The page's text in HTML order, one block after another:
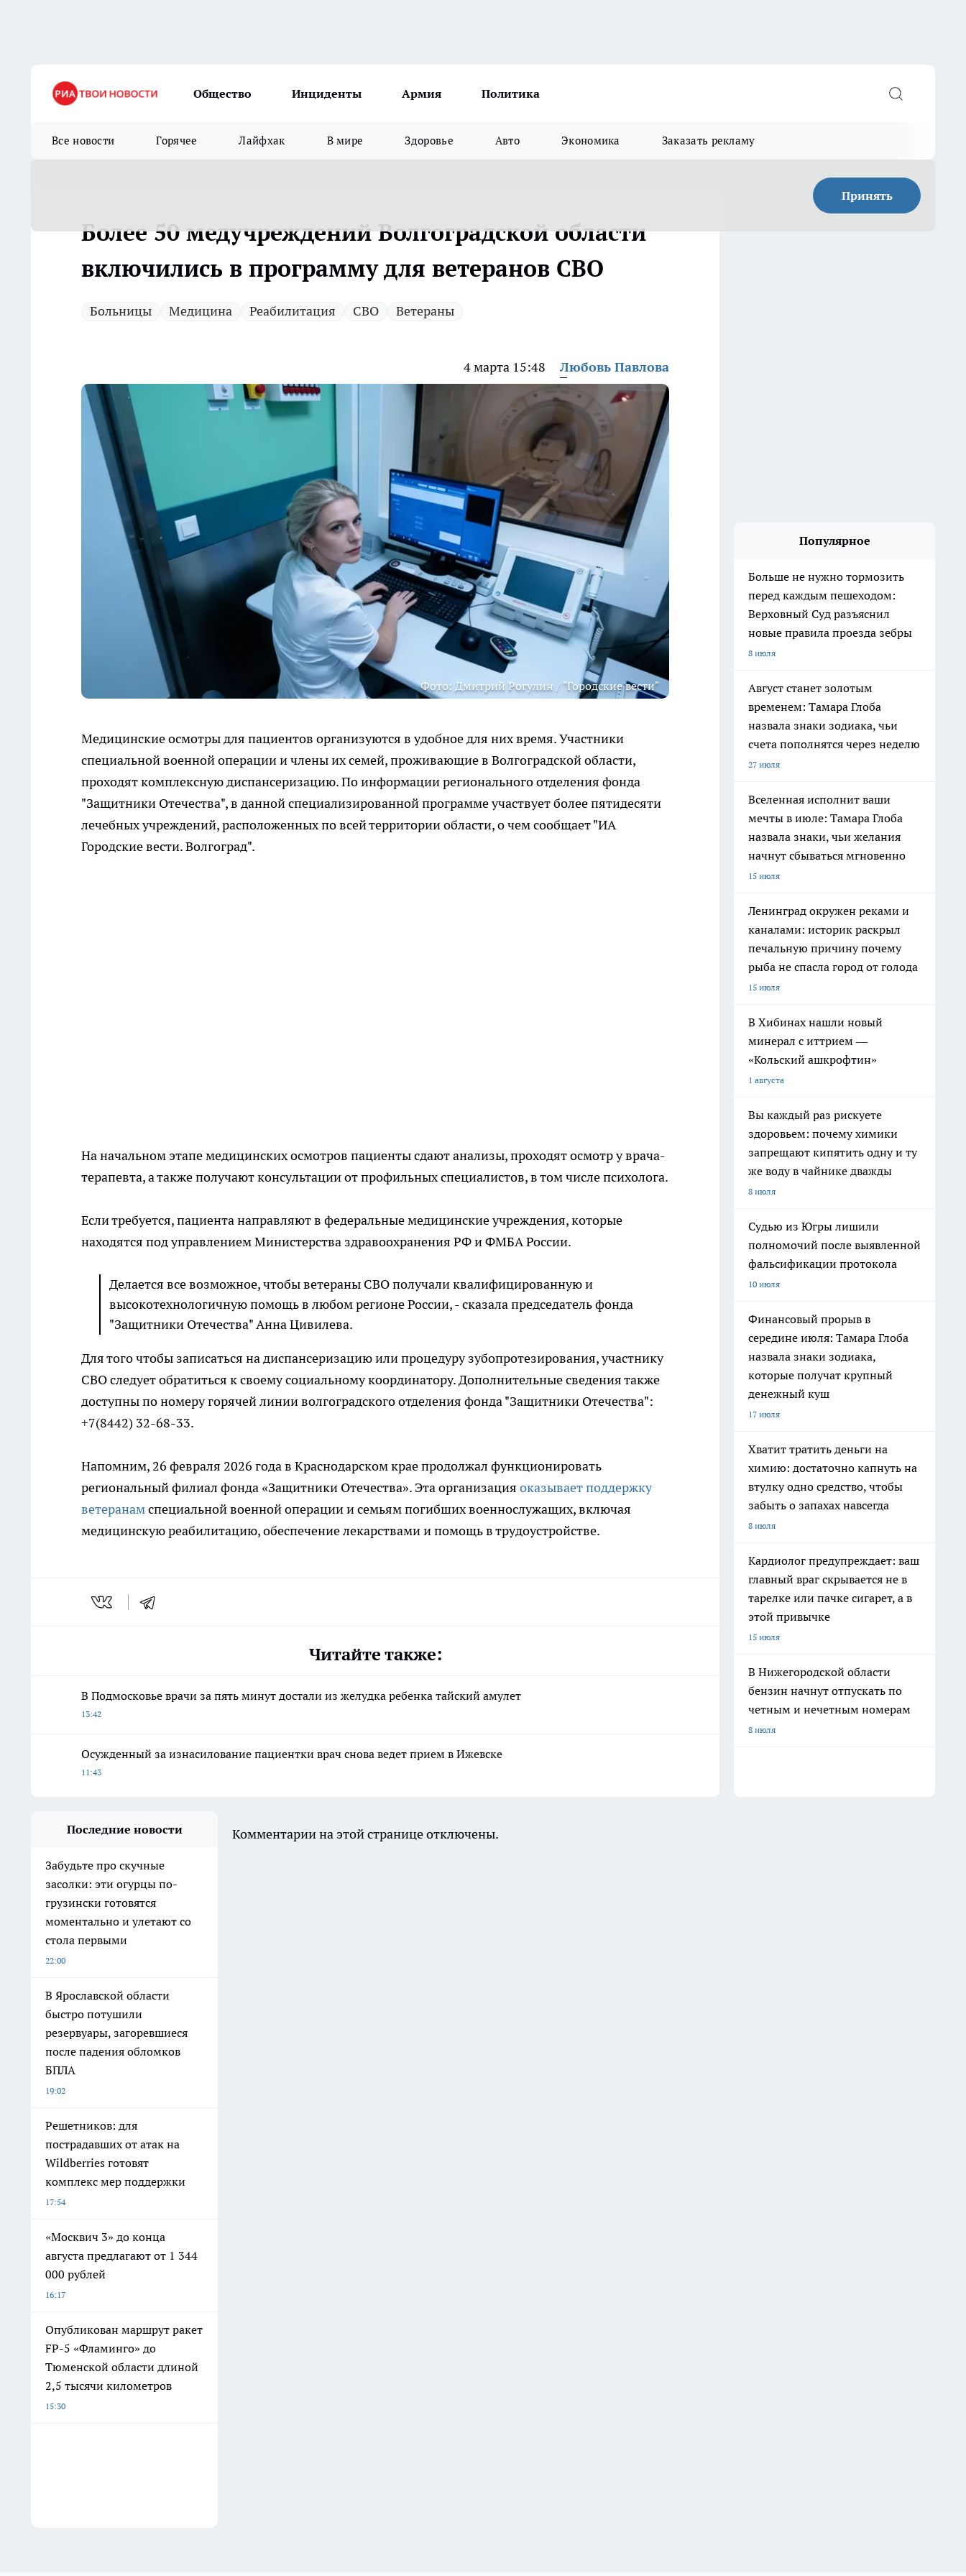
Общество Инциденты Армия Политика
Все новости Горячее Лайфхак В мире Здоровье Авто Экономика Заказать рекламу
Принять
Более 50 медучреждений Волгоградской области
включились в программу для ветеранов СВО
Больницы Медицина Реабилитация СВО Ветераны
4 марта 15:48 Любовь Павлова
Фото: Дмитрий Рогулин / "Городские вести"
Медицинские осмотры для пациентов организуются в удобное для них время. Участники
специальной военной операции и члены их семей, проживающие в Волгоградской области,
проходят комплексную диспансеризацию. По информации регионального отделения фонда
"Защитники Отечества", в данной специализированной программе участвует более пятидесяти
лечебных учреждений, расположенных по всей территории области, о чем сообщает "ИА
Городские вести. Волгоград".
На начальном этапе медицинских осмотров пациенты сдают анализы, проходят осмотр у врача-
терапевта, а также получают консультации от профильных специалистов, в том числе психолога.
Если требуется, пациента направляют в федеральные медицинские учреждения, которые
находятся под управлением Министерства здравоохранения РФ и ФМБА России.
Делается все возможное, чтобы ветераны СВО получали квалифицированную и
высокотехнологичную помощь в любом регионе России, - сказала председатель фонда
"Защитники Отечества" Анна Цивилева.
Для того чтобы записаться на диспансеризацию или процедуру зубопротезирования, участнику
СВО следует обратиться к своему социальному координатору. Дополнительные сведения также
доступны по номеру горячей линии волгоградского отделения фонда "Защитники Отечества":
+7(8442) 32-68-33.
Напомним, 26 февраля 2026 года в Краснодарском крае продолжал функционировать
региональный филиал фонда «Защитники Отечества». Эта организация оказывает поддержку
ветеранамспециальной военной операции и семьям погибших военнослужащих, включая
медицинскую реабилитацию, обеспечение лекарствами и помощь в трудоустройстве.
Читайте также:
В Подмосковье врачи за пять минут достали из желудка ребенка тайский амулет
13:42
Осужденный за изнасилование пациентки врач снова ведет прием в Ижевске
11:43
Популярное
Больше не нужно тормозить
перед каждым пешеходом:
Верховный Суд разъяснил
новые правила проезда зебры
8 июля
Август станет золотым
временем: Тамара Глоба
назвала знаки зодиака, чьи
счета пополнятся через неделю
27 июля
Вселенная исполнит ваши
мечты в июле: Тамара Глоба
назвала знаки, чьи желания
начнут сбываться мгновенно
15 июля
Ленинград окружен реками и
каналами: историк раскрыл
печальную причину почему
рыба не спасла город от голода
15 июля
В Хибинах нашли новый
минерал с иттрием —
«Кольский ашкрофтин»
1 августа
Вы каждый раз рискуете
здоровьем: почему химики
запрещают кипятить одну и ту
же воду в чайнике дважды
8 июля
Судью из Югры лишили
полномочий после выявленной
фальсификации протокола
10 июля
Финансовый прорыв в
середине июля: Тамара Глоба
назвала знаки зодиака,
которые получат крупный
денежный куш
17 июля
Хватит тратить деньги на
химию: достаточно капнуть на
втулку одно средство, чтобы
забыть о запахах навсегда
8 июля
Кардиолог предупреждает: ваш
главный враг скрывается не в
тарелке или пачке сигарет, а в
этой привычке
15 июля
В Нижегородской области
бензин начнут отпускать по
четным и нечетным номерам
8 июля
Последние новости
Забудьте про скучные
засолки: эти огурцы по-
грузински готовятся
моментально и улетают со
стола первыми
22:00
В Ярославской области
быстро потушили
резервуары, загоревшиеся
после падения обломков
БПЛА
19:02
Решетников: для
пострадавших от атак на
Wildberries готовят
комплекс мер поддержки
17:54
«Москвич 3» до конца
августа предлагают от 1 344
000 рублей
16:17
Опубликован маршрут ракет
FP-5 «Фламинго» до
Тюменской области длиной
2,5 тысячи километров
15:30
Комментарии на этой странице отключены.